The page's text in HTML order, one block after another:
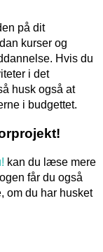
på dit
kurser og
Hvis du
i det
husk også at
i budgettet.
kan du læse mere
får du også
om du har husket